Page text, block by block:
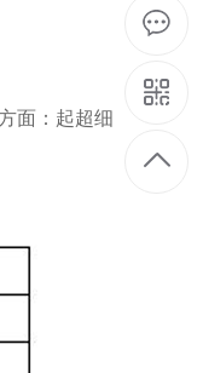
面：起超细